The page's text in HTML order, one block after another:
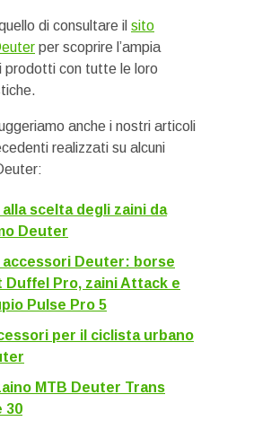
quello di consultare il sito
per scoprire l’ampia
prodotti con tutte le loro
anche i nostri articoli
realizzati su alcuni
alla scelta degli zaini da
Deuter
accessori Deuter: borse
Duffel Pro, zaini Attack e
Pulse Pro 5
per il ciclista urbano
MTB Deuter Trans
30